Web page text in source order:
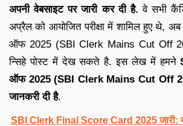
अपनी वेबसाइट पर जारी कर दी है.वे सभी
अप्रैल को आयोजित परीक्षा में शामिल हुए थे,
ऑफ 2025 (SBI Clerk Mains Cut Off
न्सिहे पोस्ट में देख सकते है. इस लेख में हमने
ऑफ 2025 (SBI Clerk Mains Cut Off
जानकरी दी है.
SBI Clerk Final Score Card 2025